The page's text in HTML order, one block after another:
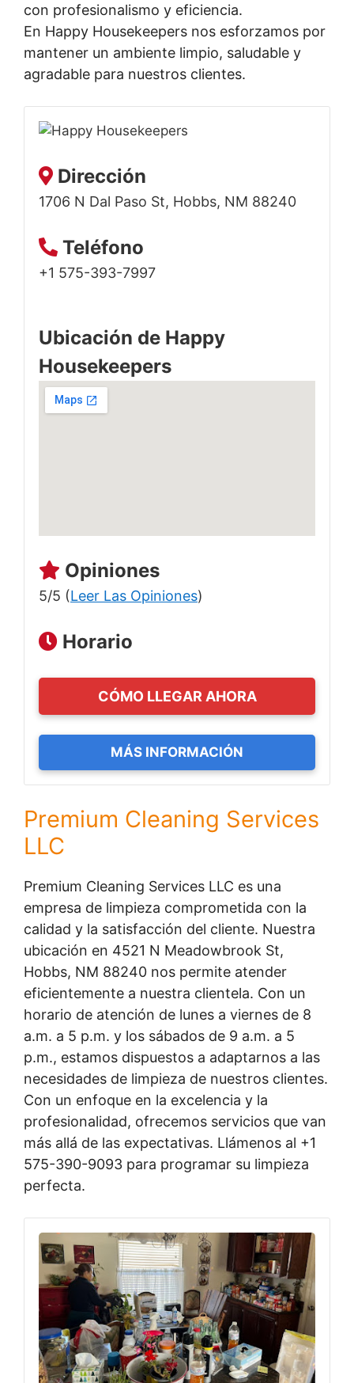
con profesionalismo y eficiencia.
En Happy Housekeepers nos esforzamos por
mantener un ambiente limpio, saludable y
agradable para nuestros clientes.
Dirección
1706 N Dal Paso St, Hobbs, NM 88240
Teléfono
+1 575-393-7997
Ubicación de Happy
Housekeepers
Opiniones
5/5 (Leer Las Opiniones)
Horario
CÓMO LLEGAR AHORA
MÁS INFORMACIÓN
Premium Cleaning Services
LLC
Premium Cleaning Services LLC es una
empresa de limpieza comprometida con la
calidad y la satisfacción del cliente. Nuestra
ubicación en 4521 N Meadowbrook St,
Hobbs, NM 88240 nos permite atender
eficientemente a nuestra clientela. Con un
horario de atención de lunes a viernes de 8
a.m. a 5 p.m. y los sábados de 9 a.m. a 5
p.m., estamos dispuestos a adaptarnos a las
necesidades de limpieza de nuestros clientes.
Con un enfoque en la excelencia y la
profesionalidad, ofrecemos servicios que van
más allá de las expectativas. Llámenos al +1
575-390-9093 para programar su limpieza
perfecta.